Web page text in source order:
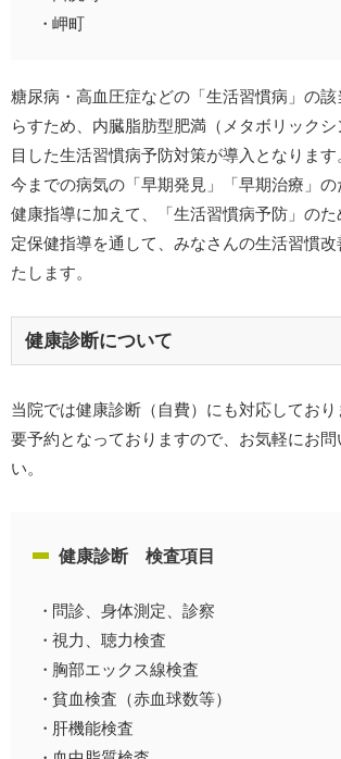
岬町
糖尿病・高血圧症などの「生活習慣病」の
らすため、内臓脂肪型肥満（メタボリック
目した生活習慣病予防対策が導入となります
今までの病気の「早期発見」「早期治療」の
健康指導に加えて、「生活習慣病予防」の
定保健指導を通して、みなさんの生活習慣
たします。
健康診断について
当院では健康診断（自費）にも対応しており
要予約となっておりますので、お気軽にお問
い。
健康診断 検査項目
問診、身体測定、診察
視力、聴力検査
胸部エックス線検査
貧血検査（赤血球数等）
肝機能検査